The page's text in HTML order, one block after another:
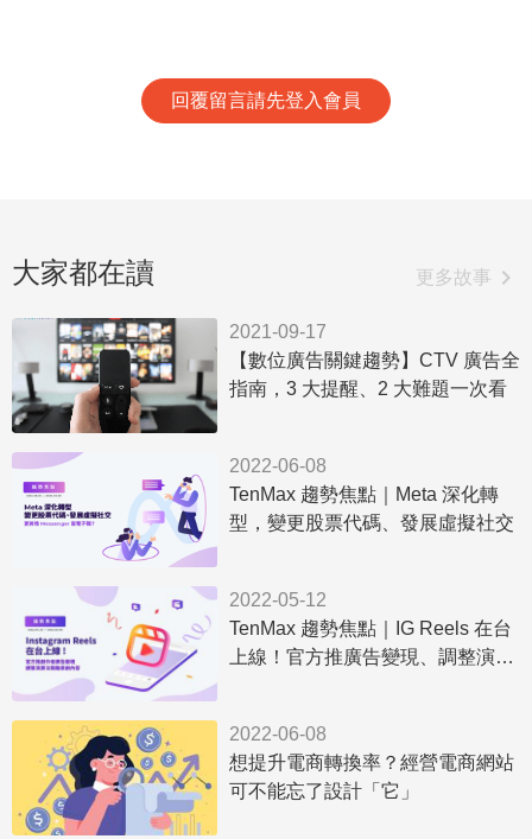
回覆留言請先登入會員
大家都在讀 更多故事 chevron_right
2021-09-17
【數位廣告關鍵趨勢】CTV 廣告全
指南，3 大提醒、2 大難題一次看
2022-06-08
TenMax 趨勢焦點｜Meta 深化轉
型，變更股票代碼、發展虛擬社交
2022-05-12
TenMax 趨勢焦點｜IG Reels 在台
上線！官方推廣告變現、調整演算
2022-06-08
想提升電商轉換率？經營電商網站
可不能忘了設計「它」